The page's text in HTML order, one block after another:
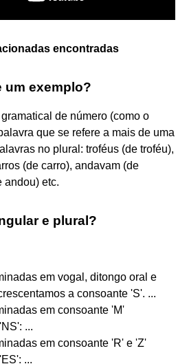
encontradas
um exemplo?
de número (como o
que se refere a mais de uma
no plural: troféus (de troféu),
(de carro), andavam (de
andou) etc.
e plural?
em vogal, ditongo oral e
a consoante 'S'. ...
em consoante 'M'
...
em consoante 'R' e 'Z'
...